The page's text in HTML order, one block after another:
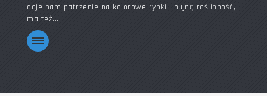
daje nam patrzenie na kolorowe rybki i bujną roślinność,
ma też...